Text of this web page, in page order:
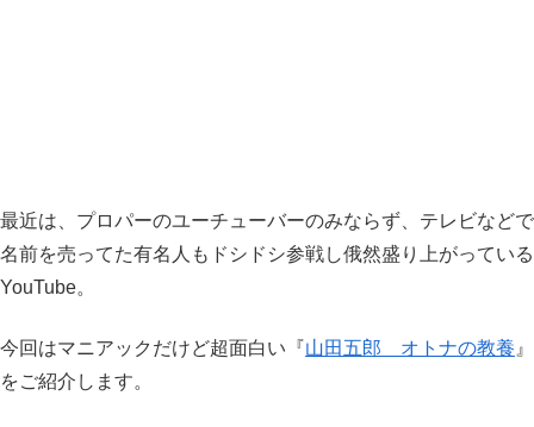
最近は、プロパーのユーチューバーのみならず、テレビなどで
名前を売ってた有名人もドシドシ参戦し俄然盛り上がっている
YouTube。
今回はマニアックだけど超面白い『山田五郎 オトナの教養 』
をご紹介します。